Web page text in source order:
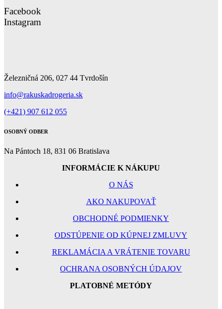
Facebook
Instagram
Železničná 206, 027 44 Tvrdošín
info@rakuskadrogeria.sk
(+421) 907 612 055
OSOBNÝ ODBER
Na Pántoch 18, 831 06 Bratislava
INFORMÁCIE K NÁKUPU
O NÁS
AKO NAKUPOVAŤ
OBCHODNÉ PODMIENKY
ODSTÚPENIE OD KÚPNEJ ZMLUVY
REKLAMÁCIA A VRÁTENIE TOVARU
OCHRANA OSOBNÝCH ÚDAJOV
PLATOBNÉ METÓDY